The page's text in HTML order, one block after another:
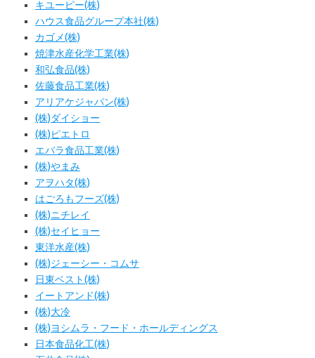
キユーピー(株)
ハウス食品グループ本社(株)
カゴメ(株)
焼津水産化学工業(株)
和弘食品(株)
佐藤食品工業(株)
アリアケジャパン(株)
(株)ダイショー
(株)ピエトロ
エバラ食品工業(株)
(株)やまみ
アヲハタ(株)
はごろもフーズ(株)
(株)ニチレイ
(株)セイヒョー
東洋水産(株)
(株)ジェーシー・コムサ
日東ベスト(株)
イートアンド(株)
(株)大冷
(株)ヨシムラ・フード・ホールディングス
日本食品化工(株)